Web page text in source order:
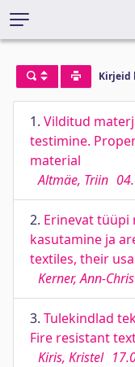
Kirjeid
1. Vilditud
testimine.
material
Altmäe, Triin
2. Erinevat
kasutamine ja
textiles, their
Kerner, Ann-
3. Tulekindlad
Fire resistant
Kiris, Kristel